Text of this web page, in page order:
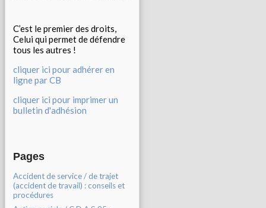
C’est le premier des droits,
Celui qui permet de défendre
tous les autres !
cliquer ici pour adhérer en
ligne par CB
cliquer ici pour imprimer un
bulletin d'adhésion
Pages
Accident de service / de trajet
(accident de travail) : conseils et
procédures